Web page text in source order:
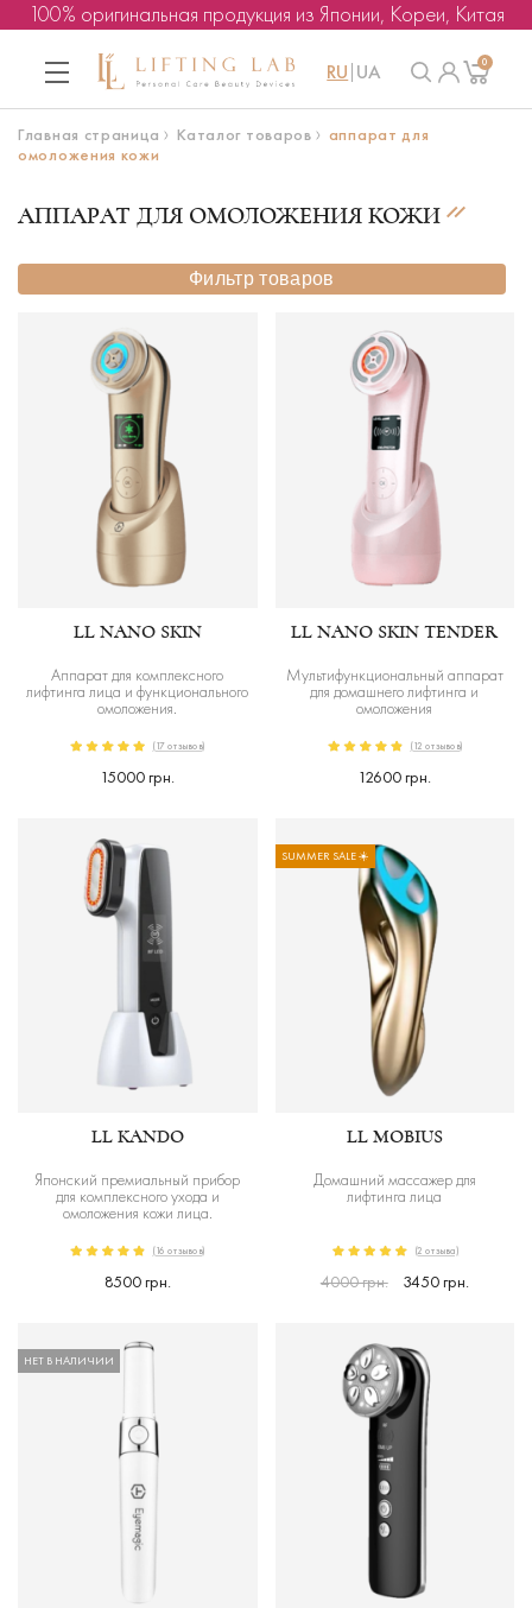
100% оригинальная продукция из Японии, Кореи, Китая
RU UA 0
Главная страница Каталог товаров
аппарат для
омоложения кожи
АППАРАТ ДЛЯ ОМОЛОЖЕНИЯ КОЖИ
Фильтр товаров
LL NANO SKIN
Аппарат для комплексного
лифтинга лица и функционального
омоложения.
(17 отзывов)
15000 грн.
LL NANO SKIN TENDER
Мультифункциональный аппарат
для домашнего лифтинга и
омоложения
(12 отзывов)
12600 грн.
LL KANDO
Японский премиальный прибор
для комплексного ухода и
омоложения кожи лица.
(16 отзывов)
8500 грн.
SUMMER SALE ☀️
LL MOBIUS
Домашний массажер для
лифтинга лица
(2 отзыва)
4000 грн. 3450 грн.
НЕТ В НАЛИЧИИ